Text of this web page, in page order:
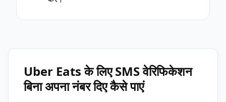
Uber Eats के लिए SMS वेरिफिकेशन
बिना अपना नंबर दिए कैसे पाएं